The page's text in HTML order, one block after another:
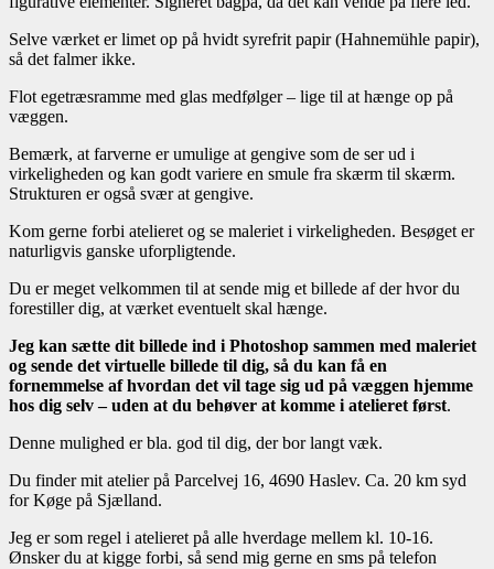
Selve værket er limet op på hvidt syrefrit papir (Hahnemühle papir),
så det falmer ikke.
Flot egetræsramme med glas medfølger – lige til at hænge op på
væggen.
Bemærk, at farverne er umulige at gengive som de ser ud i
virkeligheden og kan godt variere en smule fra skærm til skærm.
Strukturen er også svær at gengive.
Kom gerne forbi atelieret og se maleriet i virkeligheden. Besøget er
naturligvis ganske uforpligtende.
Du er meget velkommen til at sende mig et billede af der hvor du
forestiller dig, at værket eventuelt skal hænge.
Jeg kan sætte dit billede ind i Photoshop sammen med maleriet
og sende det virtuelle billede til dig, så du kan få en
fornemmelse af hvordan det vil tage sig ud på væggen hjemme
hos dig selv – uden at du behøver at komme i atelieret først.
Denne mulighed er bla. god til dig, der bor langt væk.
Du finder mit atelier på Parcelvej 16, 4690 Haslev. Ca. 20 km syd
for Køge på Sjælland.
Jeg er som regel i atelieret på alle hverdage mellem kl. 10-16.
Ønsker du at kigge forbi, så send mig gerne en sms på telefon